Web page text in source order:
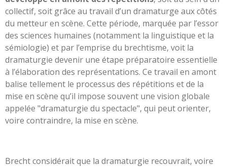
collectif, soit grâce au travail d’un dramaturge aux côtés
du metteur en scène. Cette période, marquée par l’essor
des sciences humaines (notamment la linguistique et la
sémiologie) et par l’emprise du brechtisme, voit la
dramaturgie devenir une étape préparatoire essentielle
à l’élaboration des représentations. Ce travail en amont
balise tellement le processus des répétitions et de la
mise en scène qu’il impose souvent une vision globale
appelée "dramaturgie du spectacle", qui peut orienter,
voire contraindre, la mise en scène.
Brecht considérait que la dramaturgie recouvrait, voire